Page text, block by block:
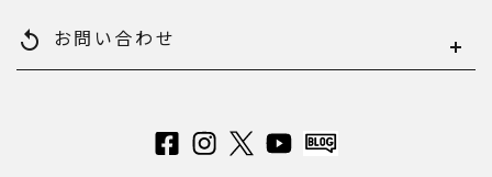
replay お問い合わせ